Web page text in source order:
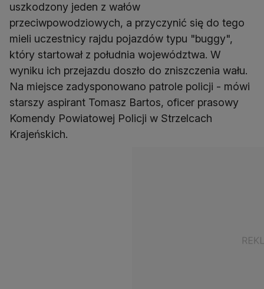
uszkodzony jeden z wałów
przeciwpowodziowych, a przyczynić się do tego
mieli uczestnicy rajdu pojazdów typu "buggy",
który startował z południa województwa. W
wyniku ich przejazdu doszło do zniszczenia wału.
Na miejsce zadysponowano patrole policji - mówi
starszy aspirant Tomasz Bartos, oficer prasowy
Komendy Powiatowej Policji w Strzelcach
Krajeńskich.